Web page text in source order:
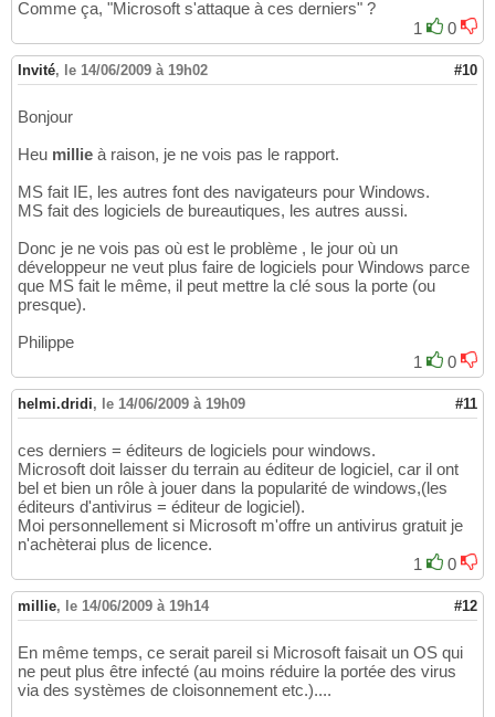
Comme ça, "Microsoft s'attaque à ces derniers" ?
1
0
Invité, le 14/06/2009 à 19h02 #10
Bonjour
Heu millie à raison, je ne vois pas le rapport.
MS fait IE, les autres font des navigateurs pour Windows.
MS fait des logiciels de bureautiques, les autres aussi.
Donc je ne vois pas où est le problème , le jour où un
développeur ne veut plus faire de logiciels pour Windows parce
que MS fait le même, il peut mettre la clé sous la porte (ou
presque).
Philippe
1
0
helmi.dridi, le 14/06/2009 à 19h09 #11
ces derniers = éditeurs de logiciels pour windows.
Microsoft doit laisser du terrain au éditeur de logiciel, car il ont
bel et bien un rôle à jouer dans la popularité de windows,(les
éditeurs d'antivirus = éditeur de logiciel).
Moi personnellement si Microsoft m'offre un antivirus gratuit je
n'achèterai plus de licence.
1
0
millie, le 14/06/2009 à 19h14 #12
En même temps, ce serait pareil si Microsoft faisait un OS qui
ne peut plus être infecté (au moins réduire la portée des virus
via des systèmes de cloisonnement etc.)....